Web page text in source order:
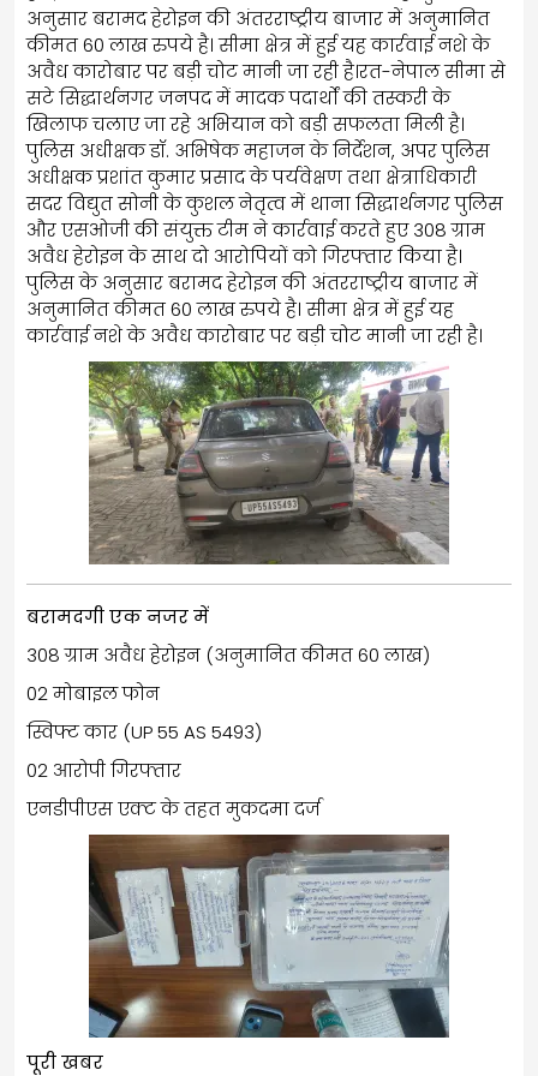
अनुसार बरामद हेरोइन की अंतरराष्ट्रीय बाजार में अनुमानित
कीमत 60 लाख रुपये है। सीमा क्षेत्र में हुई यह कार्रवाई नशे के
अवैध कारोबार पर बड़ी चोट मानी जा रही है।रत-नेपाल सीमा से
सटे सिद्धार्थनगर जनपद में मादक पदार्थों की तस्करी के
खिलाफ चलाए जा रहे अभियान को बड़ी सफलता मिली है।
पुलिस अधीक्षक डॉ. अभिषेक महाजन के निर्देशन, अपर पुलिस
अधीक्षक प्रशांत कुमार प्रसाद के पर्यवेक्षण तथा क्षेत्राधिकारी
सदर विद्युत सोनी के कुशल नेतृत्व में थाना सिद्धार्थनगर पुलिस
और एसओजी की संयुक्त टीम ने कार्रवाई करते हुए 308 ग्राम
अवैध हेरोइन के साथ दो आरोपियों को गिरफ्तार किया है।
पुलिस के अनुसार बरामद हेरोइन की अंतरराष्ट्रीय बाजार में
अनुमानित कीमत 60 लाख रुपये है। सीमा क्षेत्र में हुई यह
कार्रवाई नशे के अवैध कारोबार पर बड़ी चोट मानी जा रही है।
बरामदगी एक नजर में
308 ग्राम अवैध हेरोइन (अनुमानित कीमत ₹60 लाख)
02 मोबाइल फोन
स्विफ्ट कार (UP 55 AS 5493)
02 आरोपी गिरफ्तार
एनडीपीएस एक्ट के तहत मुकदमा दर्ज
पूरी खबर